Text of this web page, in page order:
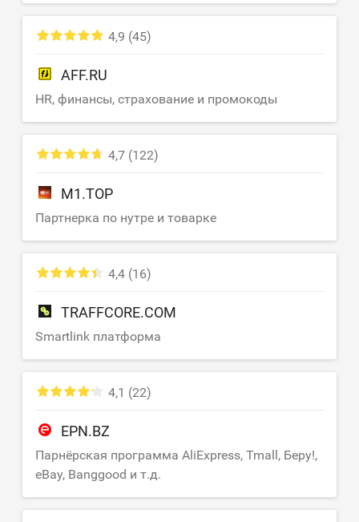
AFF.RU
HR, финансы, страхование и промокоды
4,9 (45)
M1.TOP
Партнерка по нутре и товарке
4,7 (122)
TRAFFCORE.COM
Smartlink платформа
4,4 (16)
EPN.BZ
Парнёрская программа AliExpress, Tmall, Беру!,
eBay, Banggood и т.д.
4,1 (22)